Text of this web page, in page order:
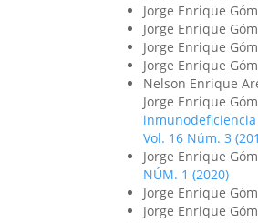
Jorge Enrique
Jorge Enrique
Jorge Enrique
Jorge Enrique
Nelson Enrique
Jorge Enrique
Vol. 16 Núm. 3
Jorge Enrique
NÚM. 1 (2020)
Jorge Enrique
Jorge Enrique